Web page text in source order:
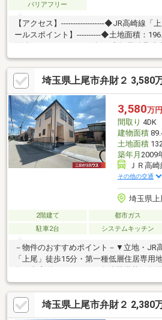
バリアフリー
【アクセス】------------------◆JR高崎線「
ールスポイント】----------◆土地面積：
◆ウォークインクローゼット◆バリアフ
カースペース2台分あり（車種による）◆
工◆二世帯住宅◆閑静な住宅街
埼玉県上尾市弁財２ 3,580
3,580万円
間取り 4DK
建物面積
土地面積
築年月 2009
ＪＲ高
その他の交通
埼玉県上
2階建て 都市ガス
駐車2台
システムキッチン
－物件のおすすめポイント－▼立地・JR
「上尾」徒歩15分・第一種低層住居専用
徴・出窓付のキッチン、食洗機搭載・各
納有・駐車2台可能(車種による)▼2026年
【交換】IHコンロ、洗面化粧台(各階)、2
井・壁クロス貼替(玄関・各階廊下・DK・
段・トイレ)、畳表替 他▼周辺環境・マイ
埼玉県上尾市弁財２ 2,380